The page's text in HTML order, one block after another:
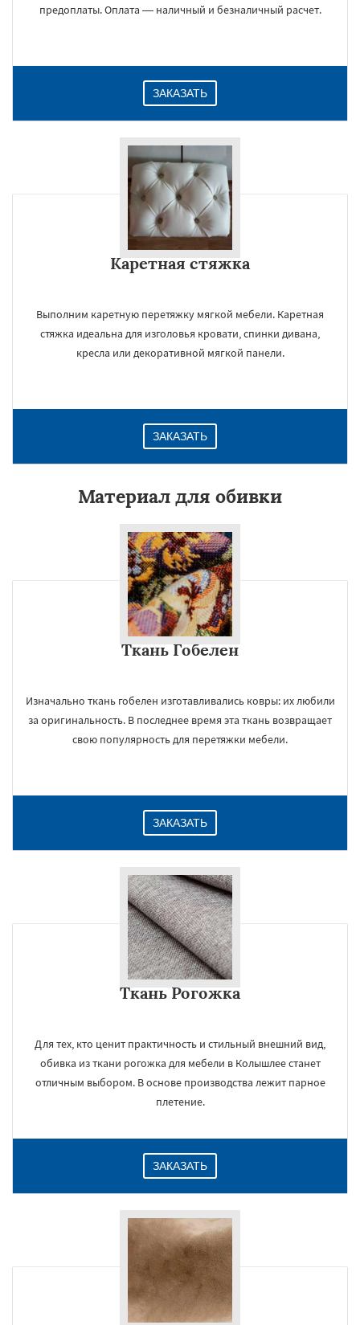
предоплаты. Оплата — наличный и безналичный расчет.
ЗАКАЗАТЬ
Каретная стяжка
Выполним каретную перетяжку мягкой мебели. Каретная
стяжка идеальна для изголовья кровати, спинки дивана,
кресла или декоративной мягкой панели.
ЗАКАЗАТЬ
Материал для обивки
Ткань Гобелен
Изначально ткань гобелен изготавливались ковры: их любили
за оригинальность. В последнее время эта ткань возвращает
свою популярность для перетяжки мебели.
ЗАКАЗАТЬ
Ткань Рогожка
Для тех, кто ценит практичность и стильный внешний вид,
обивка из ткани рогожка для мебели в Колышлее станет
отличным выбором. В основе производства лежит парное
плетение.
ЗАКАЗАТЬ